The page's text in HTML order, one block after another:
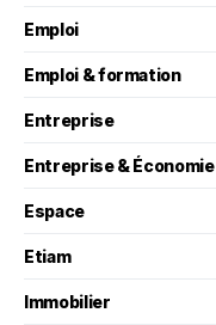
Emploi
Emploi & formation
Entreprise
Entreprise & Économie
Espace
Etiam
Immobilier